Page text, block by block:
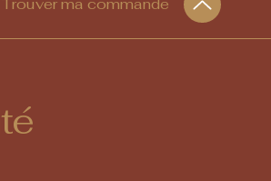
Trouver ma commande